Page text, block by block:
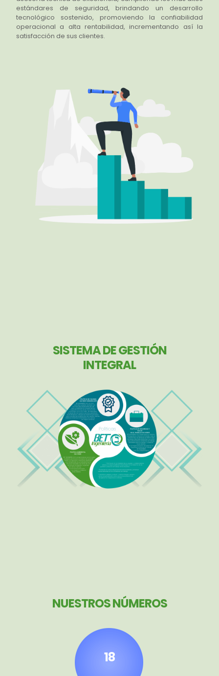
estándares de seguridad, brindando un desarrollo
tecnológico sostenido, promoviendo la confiabilidad
operacional a alta rentabilidad, incrementando así la
satisfacción de sus clientes.
SISTEMA DE GESTIÓN
INTEGRAL
NUESTROS NÚMEROS
18